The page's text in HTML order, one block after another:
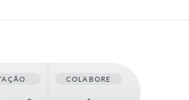
COLABORE